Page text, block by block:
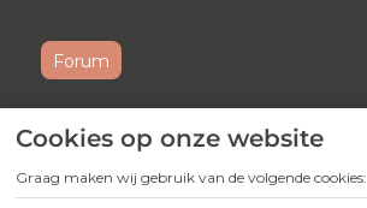
Cookies op onze website
Graag maken wij gebruik van de volgende cookies:
Forum
Ontvang maandelijks onze
nieuwsbrief